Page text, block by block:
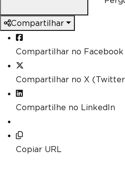
Compartilhar
Compartilhar no Facebook
Compartilhar no X
Compartilhe no LinkedIn
Copiar URL